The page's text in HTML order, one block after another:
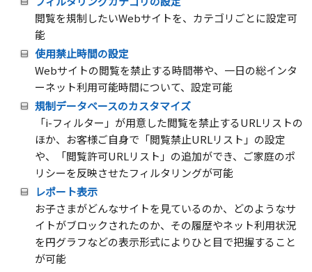
閲覧を規制したいWebサイトを、カテゴリごとに設定可
能
使用禁止時間の設定
Webサイトの閲覧を禁止する時間帯や、一日の総インタ
ーネット利用可能時間について、設定可能
規制データベースのカスタマイズ
「i-フィルター」が用意した閲覧を禁止するURLリストの
ほか、お客様ご自身で「閲覧禁止URLリスト」の設定
や、「閲覧許可URLリスト」の追加ができ、ご家庭のポ
リシーを反映させたフィルタリングが可能
レポート表示
お子さまがどんなサイトを見ているのか、どのようなサ
イトがブロックされたのか、その履歴やネット利用状況
を円グラフなどの表示形式によりひと目で把握すること
が可能